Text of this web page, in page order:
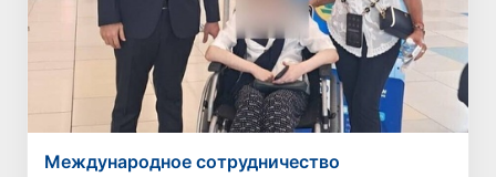
Международное сотрудничество